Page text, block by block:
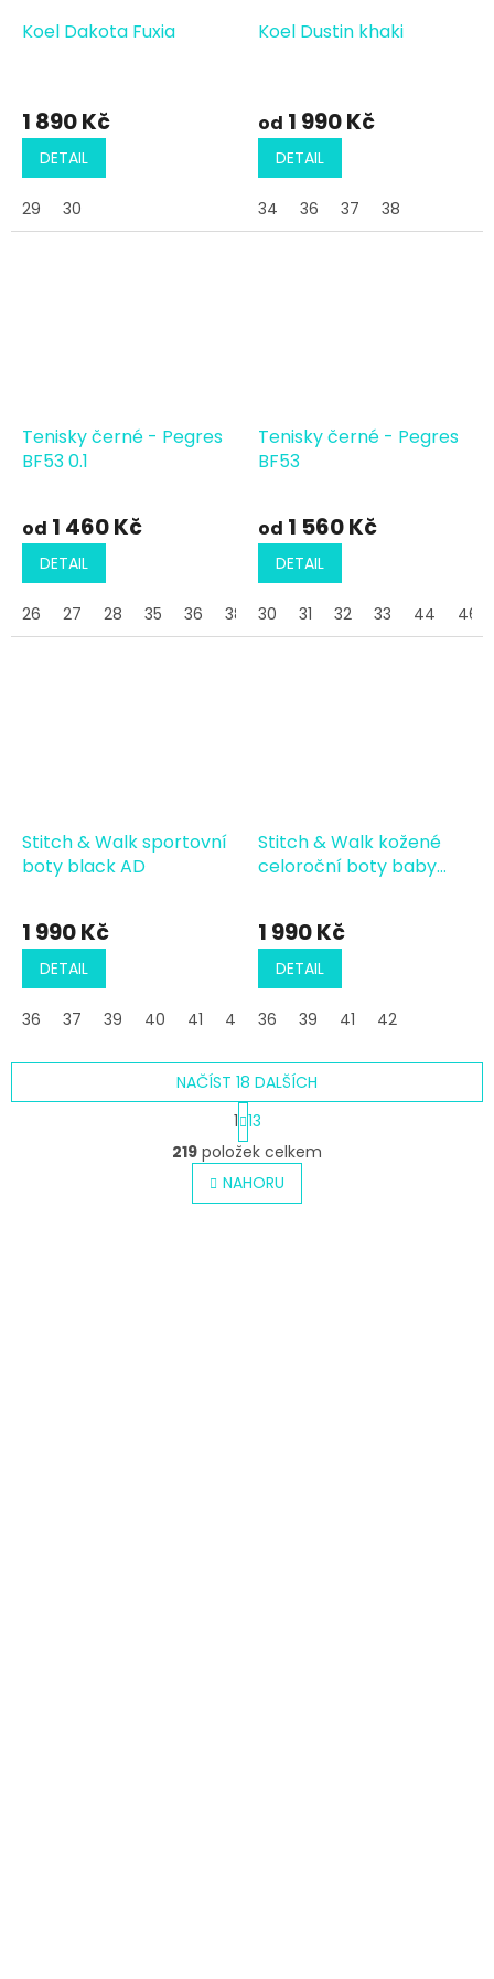
Koel Dakota Fuxia
1 890 Kč
DETAIL
29 30
Koel Dustin khaki
od 1 990 Kč
DETAIL
34 36 37 38
Tenisky černé - Pegres
BF53 0.1
od 1 460 Kč
DETAIL
26 27 28 35 36 38 39 41 43
Tenisky černé - Pegres
BF53
od 1 560 Kč
DETAIL
30 31 32 33 44 46
Stitch & Walk sportovní
boty black AD
1 990 Kč
DETAIL
36 37 39 40 41 42 44
Stitch & Walk kožené
celoroční boty baby
1 990 Kč
DETAIL
36 39 41 42
O
v
l
á
NAČÍST 18 DALŠÍCH
S
t
r
á
n
k
1 13
219 položek celkem
NAHORU